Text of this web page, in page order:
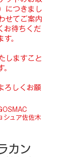
につきまし
せてご案内
お待ちくだ
。
しますこと
ろしくお願
ュア佐佐木
カン